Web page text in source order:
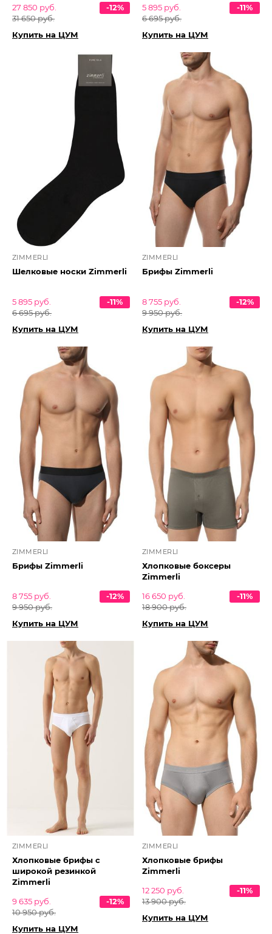
27 850 руб.
31 650 руб.
-12%
Купить на ЦУМ
5 895 руб.
6 695 руб.
-11%
Купить на ЦУМ
ZIMMERLI
Шелковые носки Zimmerli
5 895 руб.
6 695 руб.
-11%
Купить на ЦУМ
ZIMMERLI
Брифы Zimmerli
8 755 руб.
9 950 руб.
-12%
Купить на ЦУМ
ZIMMERLI
Брифы Zimmerli
8 755 руб.
9 950 руб.
-12%
Купить на ЦУМ
ZIMMERLI
Хлопковые боксеры
Zimmerli
16 650 руб.
18 900 руб.
-11%
Купить на ЦУМ
ZIMMERLI
Хлопковые брифы с
широкой резинкой
Zimmerli
9 635 руб.
10 950 руб.
-12%
Купить на ЦУМ
ZIMMERLI
Хлопковые брифы
Zimmerli
12 250 руб.
13 900 руб.
-11%
Купить на ЦУМ